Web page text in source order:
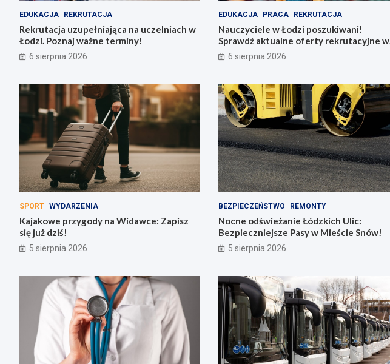
EDUKACJA REKRUTACJA
Rekrutacja uzupełniająca na uczelniach w
Łodzi. Poznaj ważne terminy!
6 sierpnia 2026
EDUKACJA PRACA REKRUTACJA
Nauczyciele w Łodzi poszukiwani!
Sprawdź aktualne oferty rekrutacyjne w
szkołach i przedszkolach
6 sierpnia 2026
SPORT WYDARZENIA
Kajakowe przygody na Widawce: Zapisz
się już dziś!
5 sierpnia 2026
BEZPIECZEŃSTWO REMONTY
Nocne odświeżanie Łódzkich Ulic:
Bezpieczniejsze Pasy w Mieście Snów!
5 sierpnia 2026